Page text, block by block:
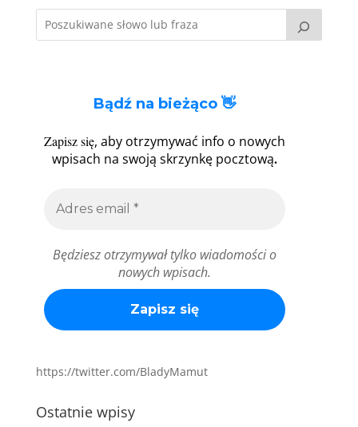
Bądź na bieżąco 👋
Zapisz się, aby otrzymywać info o nowych
wpisach na swoją skrzynkę pocztową.
Będziesz otrzymywał tylko wiadomości o
nowych wpisach.
https://twitter.com/BladyMamut
Ostatnie wpisy